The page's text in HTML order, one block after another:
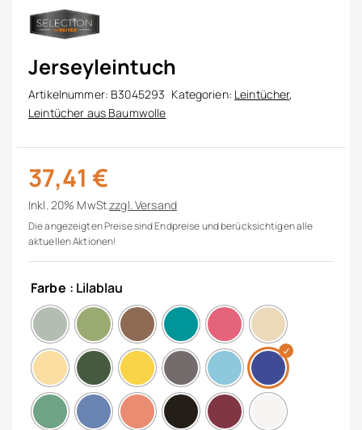
Jerseyleintuch
Artikelnummer: B3045293 Kategorien: Leintücher,
Leintücher aus Baumwolle
37,41 €
Inkl. 20% MwSt.zzgl. Versand
Die angezeigten Preise sind Endpreise und berücksichtigen alle
aktuellen Aktionen!
Farbe : Lilablau